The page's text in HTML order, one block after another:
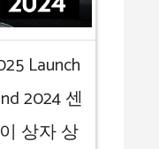
Launch
2024 센
상자 상